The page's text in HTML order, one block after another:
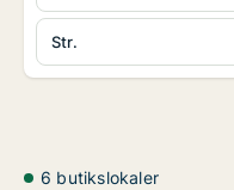
Str.
6 butikslokaler